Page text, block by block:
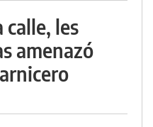
les
amenazó